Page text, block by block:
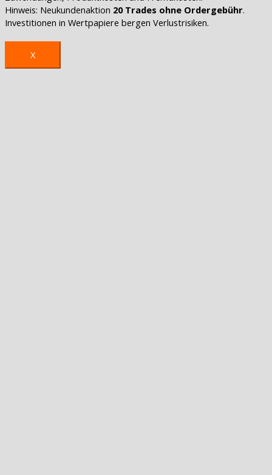
Hinweis: Neukundenaktion 20 Trades ohne Ordergebühr.
Investitionen in Wertpapiere bergen Verlustrisiken.
X